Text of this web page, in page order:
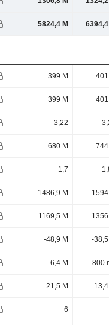
5824,4 M 6394,4
399 M 401
399 M 401
3,22
680 M 744
1,7
1486,9 M 1594
1169,5 M 1356
-48,9 M -38,5
6,4 M 800
21,5 M 13,4
6